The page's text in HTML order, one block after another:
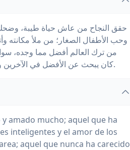
حقق النجاح من عاش حياة طيبة، وضحك
وحب الأطفال الصغار؛ من ملأ مكانته
من ترك العالم أفضل مما وجده،
كان يبحث عن الأفضل في الآخرين وقدم لهم أفضل ما لديه؛ حياة من كانت مصدر إلهام؛ وذكرى من كانت بركة.
amado mucho; aquel que ha
inteligentes y el amor de los
aquel que nunca ha carecido